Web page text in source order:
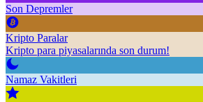
Son Depremler
Kripto Paralar
Kripto para piyasalarında son durum!
Namaz Vakitleri